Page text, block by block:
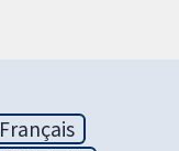
Français